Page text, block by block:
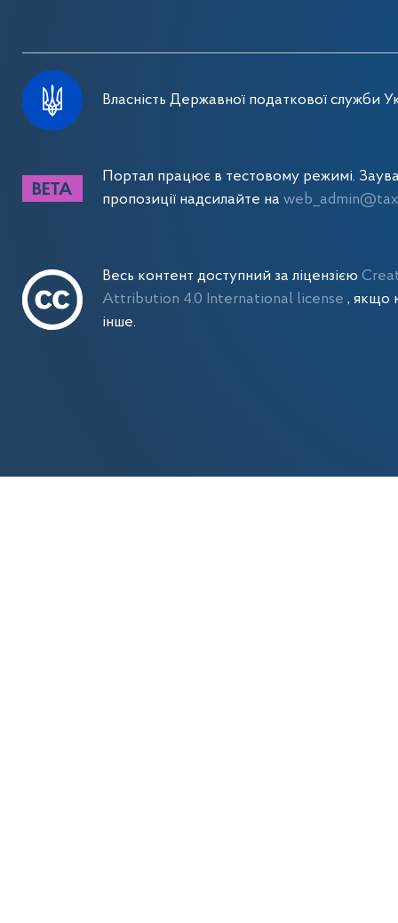
Власність Державної податкової служби
Портал працює в тестовому режимі.
пропозиції надсилайте на
Весь контент доступний за ліцензією
Attribution 4.0 International license , якщо
інше.